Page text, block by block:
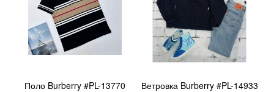
Поло Burberry #PL-13770 Ветровка Burberry #PL-14933